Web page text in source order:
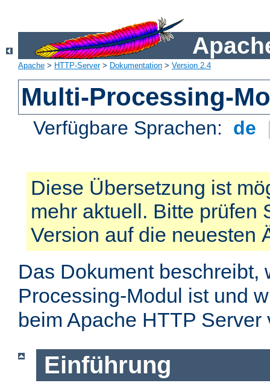
Apache > HTTP-Server> Dokumentation > Version 2.4
Multi-Processing-
Verfügbare Sprachen: de
Diese Übersetzung ist
mehr aktuell. Bitte prüfen
Version auf die neuesten
Das Dokument beschreibt,
Processing-Modul ist und
beim Apache HTTP
Einführung